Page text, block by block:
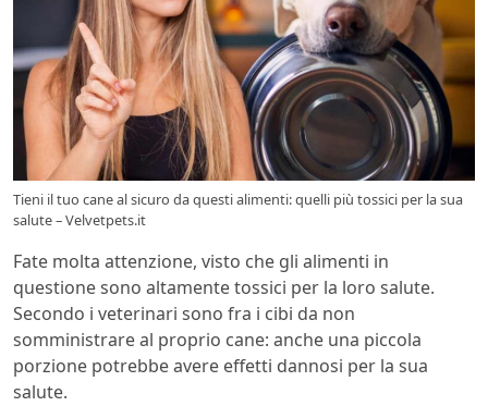
Tieni il tuo cane al sicuro da questi alimenti: quelli più tossici per la sua
salute – Velvetpets.it
Fate molta attenzione, visto che gli alimenti in
questione sono altamente tossici per la loro salute.
Secondo i veterinari sono fra i cibi da non
somministrare al proprio cane: anche una piccola
porzione potrebbe avere effetti dannosi per la sua
salute.